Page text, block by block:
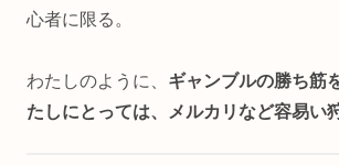
心者に限る。
わたしのように、 ギャンブルの勝ち筋
たしにとっては、メルカリなど容易い